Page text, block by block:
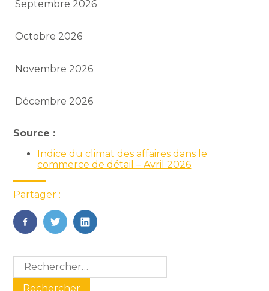
Septembre 2026
Octobre 2026
Novembre 2026
Décembre 2026
Source :
Indice du climat des affaires dans le
commerce de détail – Avril 2026
Partager :
FaceBook
TwitterLinkedIn
Blog
sidebar
Rechercher :